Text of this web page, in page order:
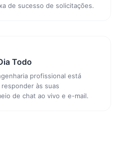
de sucesso de solicitações.
Todo
profissional está
às suas
de chat ao vivo e e-mail.